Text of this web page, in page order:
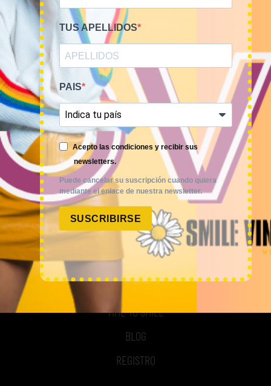
Smile Vintage es una empresa mayorista con una amplia
trayectoria internacional que cuenta con un equipo
experimentado y especializado en el sector de la moda.
MI CUENTA
ACCESO A MI CUENTA
NOSOTROS
TIME TO SMILE
BLOG
REGISTRO
TUS APELLIDOS
PAIS
Acepto las condiciones y recibir sus
newsletters.
Puede cancelar su suscripción cuando quiera
mediante el enlace de nuestra newsletter.
SUSCRIBIRSE